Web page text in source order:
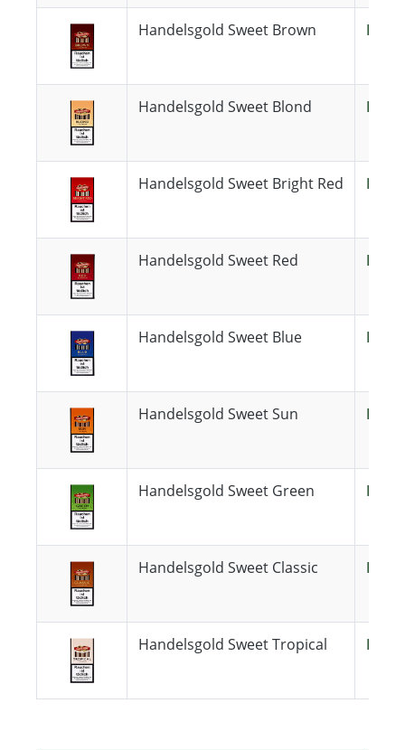
Handelsgold Sweet Brown
Handelsgold Sweet Blond
Handelsgold Sweet Bright Red
Handelsgold Sweet Red
Handelsgold Sweet Blue
Handelsgold Sweet Sun
Handelsgold Sweet Green
Handelsgold Sweet Classic
Handelsgold Sweet Tropical